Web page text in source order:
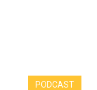
PODCAST